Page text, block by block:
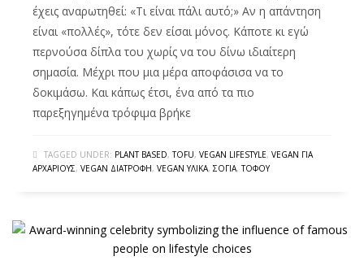
έχεις αναρωτηθεί: «Τι είναι πάλι αυτό;» Αν η απάντηση
είναι «πολλές», τότε δεν είσαι μόνος. Κάποτε κι εγώ
περνούσα δίπλα του χωρίς να του δίνω ιδιαίτερη
σημασία. Μέχρι που μια μέρα αποφάσισα να το
δοκιμάσω. Και κάπως έτσι, ένα από τα πιο
παρεξηγημένα τρόφιμα βρήκε
TAGGED UNDER: PLANT BASED,TOFU, VEGAN LIFESTYLE, VEGAN ΓΙΑ
ΑΡΧΆΡΙΟΥΣ, VEGAN ΔΙΑΤΡΟΦΉ, VEGAN ΥΛΙΚΆ, ΣΌΓΙΑ,ΤΌΦΟΥ